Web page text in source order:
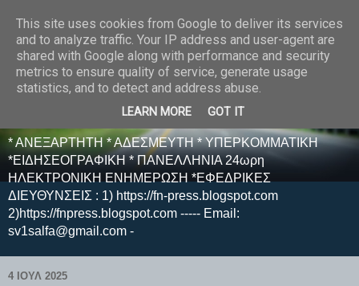
E F E N P R E S S -
ΗΛΕΚΤΡΟΝΙΚΗ
ΕΦΗΜΕΡΙΔΑ
* ΑΝΕΞΑΡΤΗΤΗ * ΑΔΕΣΜΕΥΤΗ * ΥΠΕΡΚΟΜΜΑΤΙΚΗ
*ΕΙΔΗΣΕΟΓΡΑΦΙΚΗ * ΠΑΝΕΛΛΗΝΙΑ 24ωρη
ΗΛΕΚΤΡΟΝΙΚΗ ΕΝΗΜΕΡΩΣΗ *ΕΦΕΔΡΙΚΕΣ
ΔΙΕΥΘΥΝΣΕΙΣ : 1) https://fn-press.blogspot.com
2)https://fnpress.blogspot.com ----- Email:
sv1salfa@gmail.com -
4 ΙΟΥΛ 2025
This site uses cookies from Google to deliver its services
and to analyze traffic. Your IP address and user-agent are
shared with Google along with performance and security
metrics to ensure quality of service, generate usage
statistics, and to detect and address abuse.
LEARN MORE GOT IT